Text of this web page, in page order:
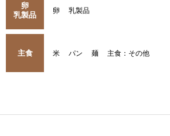
卵
乳製品
卵 乳製品
主食 米 パン 麺 主食：その他